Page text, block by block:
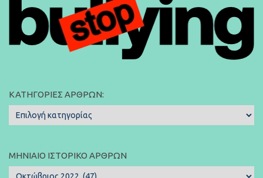
ΚΑΤΗΓΟΡΊΕΣ ΆΡΘΡΩΝ:
Κατηγορίες
Άρθρων:
ΜΗΝΙΑΊΟ ΙΣΤΟΡΙΚΌ ΆΡΘΡΩΝ
Μηνιαίο